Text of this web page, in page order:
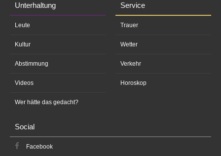
Unterhaltung
Leute
Kultur
Abstimmung
Videos
Wer hätte das gedacht?
Service
Trauer
Wetter
Verkehr
Horoskop
Social
Facebook